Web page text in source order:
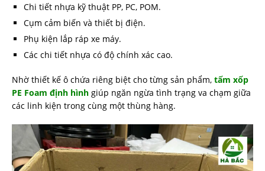
Chi tiết nhựa kỹ thuật PP, PC, POM.
Cụm cảm biến và thiết bị điện.
Phụ kiện lắp ráp xe máy.
Các chi tiết nhựa có độ chính xác cao.
Nhờ thiết kế ô chứa riêng biệt cho từng sản phẩm, tấm xốp
PE Foam định hình giúp ngăn ngừa tình trạng va chạm giữa
các linh kiện trong cùng một thùng hàng.